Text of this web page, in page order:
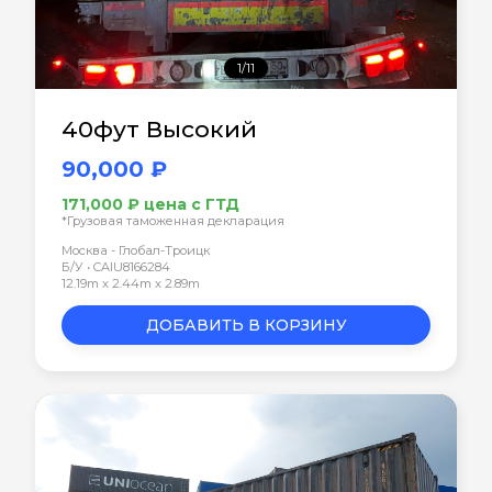
1/11
40фут Высокий
90,000 ₽
171,000 ₽ цена с ГТД
*Грузовая таможенная декларация
Москва - Глобал-Троицк
Б/У • CAIU8166284
12.19m x 2.44m x 2.89m
ДОБАВИТЬ В КОРЗИНУ